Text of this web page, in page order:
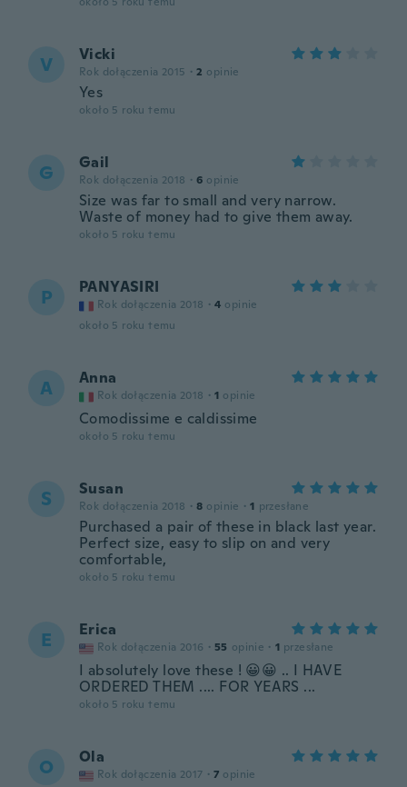
V Vicki
Rok dołączenia 2015 · 2 opinie
Yes
około 5 roku temu
G Gail
Rok dołączenia 2018 · 6 opinie
Size was far to small and very narrow.
Waste of money had to give them away.
około 5 roku temu
P PANYASIRI
Rok dołączenia 2018 · 4 opinie
około 5 roku temu
A Anna
Rok dołączenia 2018 · 1 opinie
Comodissime e caldissime
około 5 roku temu
S Susan
Rok dołączenia 2018 · 8 opinie · 1 przesłane
Purchased a pair of these in black last year.
Perfect size, easy to slip on and very
comfortable,
około 5 roku temu
E Erica
Rok dołączenia 2016 · 55 opinie · 1 przesłane
I absolutely love these ! 😀😀 .. I HAVE
ORDERED THEM .... FOR YEARS ...
około 5 roku temu
O Ola
Rok dołączenia 2017 · 7 opinie